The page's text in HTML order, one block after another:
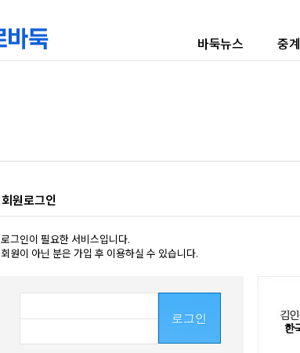
바둑뉴스 중계
회원로그인
로그인이 필요한 서비스입니다.
회원이 아닌 분은 가입 후 이용하실 수 있습니다.
로그인